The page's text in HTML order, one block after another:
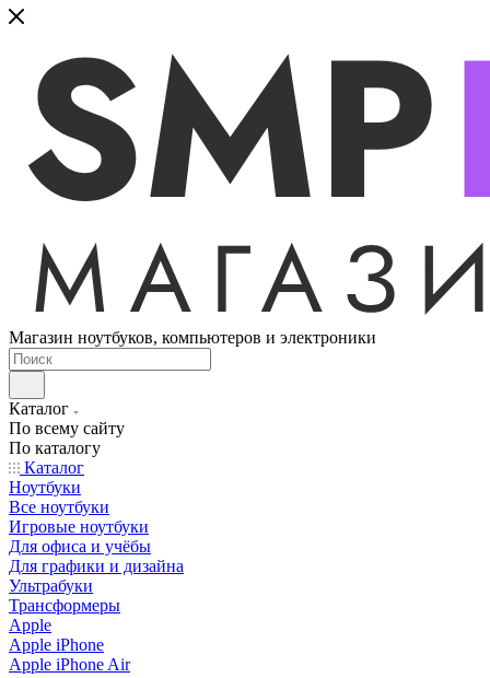
Магазин ноутбуков, компьютеров и электроники
Каталог
По всему сайту
По каталогу
Каталог
Ноутбуки
Все ноутбуки
Игровые ноутбуки
Для офиса и учёбы
Для графики и дизайна
Ультрабуки
Трансформеры
Apple
Apple iPhone
Apple iPhone Air